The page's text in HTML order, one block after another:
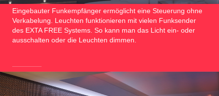
Eingebauter Funkempfänger ermöglicht eine Steuerung ohne
Verkabelung. Leuchten funktionieren mit vielen Funksender
des EXTA FREE Systems. So kann man das Licht ein- oder
ausschalten oder die Leuchten dimmen.